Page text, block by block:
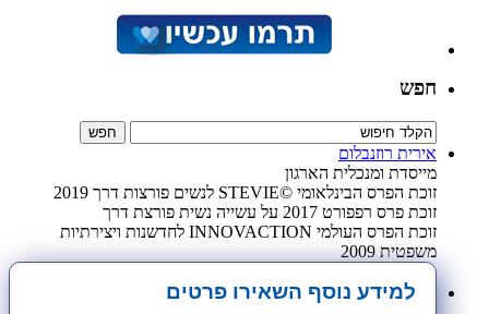
חפש
אירית רוזנבלום
מייסדת ומנכלית הארגון
זוכת הפרס הבינלאומי ©STEVIE לנשים פורצות דרך 2019
זוכת פרס רפפורט 2017 על עשייה נשית פורצת דרך
זוכת הפרס העולמי INNOVACTION לחדשנות ויצירתיות
משפטית 2009
למידע נוסף השאירו פרטים